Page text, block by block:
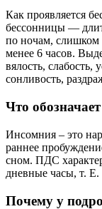
Как проявляется
бессонницы —
по ночам, слишком
менее 6 часов.
вялость, слабость,
сонливость,
Что
Инсомния – это
раннее
сном. ПДС
дневные часы, т.
Почему у